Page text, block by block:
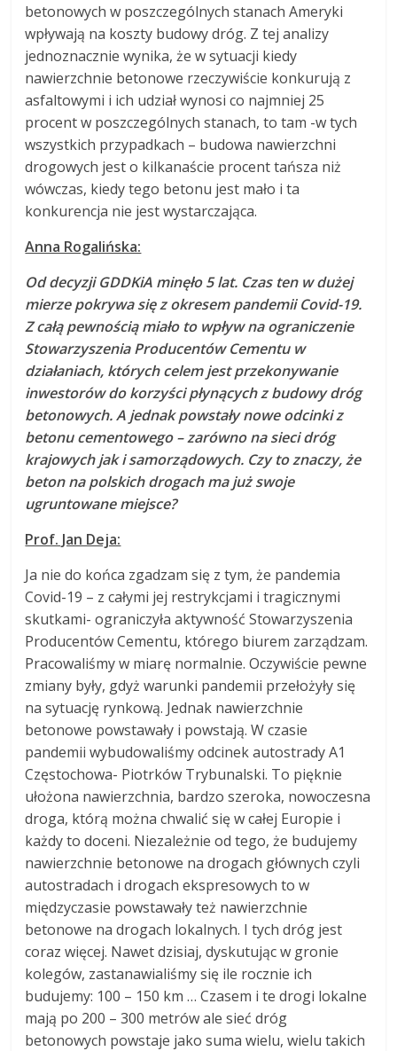
betonowych w poszczególnych stanach Ameryki
wpływają na koszty budowy dróg. Z tej analizy
jednoznacznie wynika, że w sytuacji kiedy
nawierzchnie betonowe rzeczywiście konkurują z
asfaltowymi i ich udział wynosi co najmniej 25
procent w poszczególnych stanach, to tam -w tych
wszystkich przypadkach – budowa nawierzchni
drogowych jest o kilkanaście procent tańsza niż
wówczas, kiedy tego betonu jest mało i ta
konkurencja nie jest wystarczająca.
Anna Rogalińska:
Od decyzji GDDKiA minęło 5 lat. Czas ten w dużej
mierze pokrywa się z okresem pandemii Covid-19.
Z całą pewnością miało to wpływ na ograniczenie
Stowarzyszenia Producentów Cementu w
działaniach, których celem jest przekonywanie
inwestorów do korzyści płynących z budowy dróg
betonowych. A jednak powstały nowe odcinki z
betonu cementowego – zarówno na sieci dróg
krajowych jak i samorządowych. Czy to znaczy, że
beton na polskich drogach ma już swoje
ugruntowane miejsce?
Prof. Jan Deja:
Ja nie do końca zgadzam się z tym, że pandemia
Covid-19 – z całymi jej restrykcjami i tragicznymi
skutkami- ograniczyła aktywność Stowarzyszenia
Producentów Cementu, którego biurem zarządzam.
Pracowaliśmy w miarę normalnie. Oczywiście pewne
zmiany były, gdyż warunki pandemii przełożyły się
na sytuację rynkową. Jednak nawierzchnie
betonowe powstawały i powstają. W czasie
pandemii wybudowaliśmy odcinek autostrady A1
Częstochowa- Piotrków Trybunalski. To pięknie
ułożona nawierzchnia, bardzo szeroka, nowoczesna
droga, którą można chwalić się w całej Europie i
każdy to doceni. Niezależnie od tego, że budujemy
nawierzchnie betonowe na drogach głównych czyli
autostradach i drogach ekspresowych to w
międzyczasie powstawały też nawierzchnie
betonowe na drogach lokalnych. I tych dróg jest
coraz więcej. Nawet dzisiaj, dyskutując w gronie
kolegów, zastanawialiśmy się ile rocznie ich
budujemy: 100 – 150 km … Czasem i te drogi lokalne
mają po 200 – 300 metrów ale sieć dróg
betonowych powstaje jako suma wielu, wielu takich